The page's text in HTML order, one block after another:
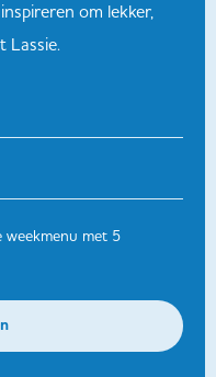
om lekker,
Lassie.
weekmenu met 5